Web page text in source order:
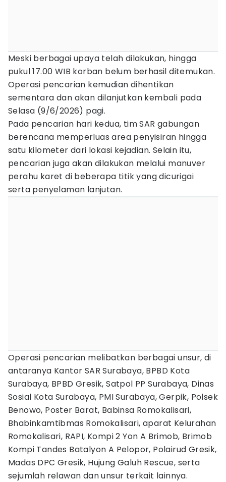
Meski berbagai upaya telah dilakukan, hingga
pukul 17.00 WIB korban belum berhasil ditemukan.
Operasi pencarian kemudian dihentikan
sementara dan akan dilanjutkan kembali pada
Selasa (9/6/2026) pagi.
Pada pencarian hari kedua, tim SAR gabungan
berencana memperluas area penyisiran hingga
satu kilometer dari lokasi kejadian. Selain itu,
pencarian juga akan dilakukan melalui manuver
perahu karet di beberapa titik yang dicurigai
serta penyelaman lanjutan.
Operasi pencarian melibatkan berbagai unsur, di
antaranya Kantor SAR Surabaya, BPBD Kota
Surabaya, BPBD Gresik, Satpol PP Surabaya, Dinas
Sosial Kota Surabaya, PMI Surabaya, Gerpik, Polsek
Benowo, Poster Barat, Babinsa Romokalisari,
Bhabinkamtibmas Romokalisari, aparat Kelurahan
Romokalisari, RAPI, Kompi 2 Yon A Brimob, Brimob
Kompi Tandes Batalyon A Pelopor, Polairud Gresik,
Madas DPC Gresik, Hujung Galuh Rescue, serta
sejumlah relawan dan unsur terkait lainnya.